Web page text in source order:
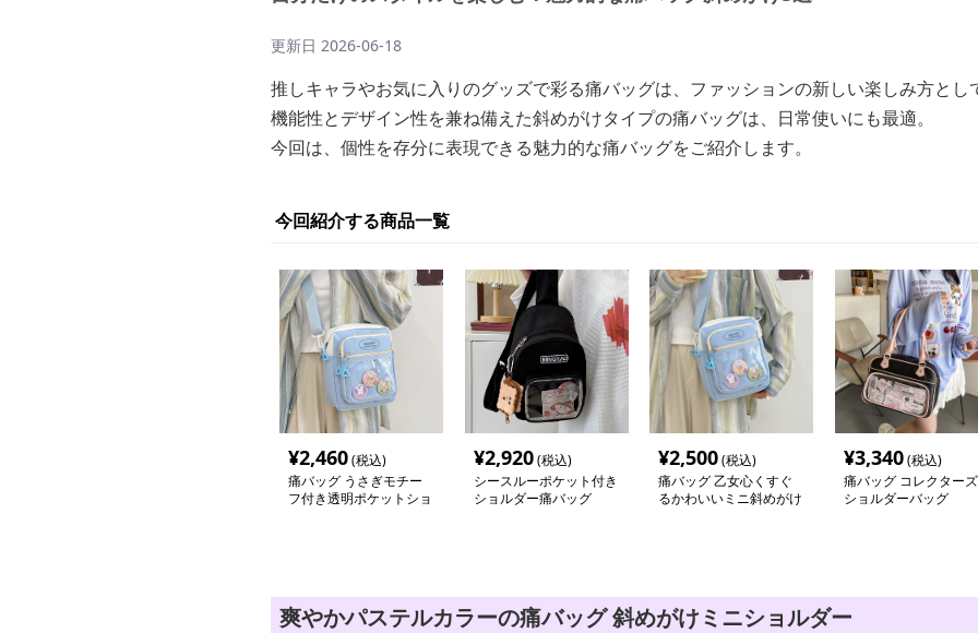
更新日 2026-06-18
推しキャラやお気に入りのグッズで彩る痛バッグは、ファッションの新しい楽しみ方とし
機能性とデザイン性を兼ね備えた斜めがけタイプの痛バッグは、日常使いにも最適。
今回は、個性を存分に表現できる魅力的な痛バッグをご紹介します。
今回紹介する商品一覧
¥2,460(税込)
痛バッグ うさぎモチー
フ付き透明ポケットショ
¥2,920(税込)
シースルーポケット付き
ショルダー痛バッグ
¥2,500(税込)
痛バッグ 乙女心くすぐ
るかわいいミニ斜めがけ
¥3,340(税込)
痛バッグ コレクターズ
ショルダーバッグ
爽やかパステルカラーの痛バッグ 斜めがけミニショルダー